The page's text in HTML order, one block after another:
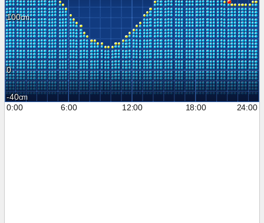
100
0
-40
0:00
6:00 12:00 18:00 24:00